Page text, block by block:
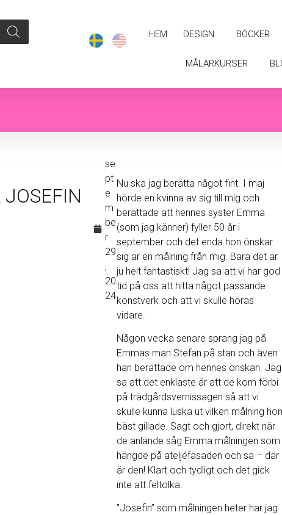
HEM DESIGN BÖCKER
MÅLARKURSER
se
pt
e
m
be
r
29
,
20
24
Nu ska jag berätta något fint. I maj
hörde en kvinna av sig till mig och
berättade att hennes syster Emma
(som jag känner) fyller 50 år i
september och det enda hon önskar
sig är en målning från mig. Bara det är
ju helt fantastiskt! Jag sa att vi har god
tid på oss att hitta något passande
konstverk och att vi skulle höras
vidare.
Någon vecka senare sprang jag på
Emmas man Stefan på stan och även
han berättade om hennes önskan. Jag
sa att det enklaste är att de kom förbi
på trädgårdsvernissagen så att vi
skulle kunna luska ut vilken målning hon
bäst gillade. Sagt och gjort, direkt när
de anlände såg Emma målningen som
hängde på ateljéfasaden och sa – där
är den! Klart och tydligt och det gick
inte att feltolka.
”Josefin” som målningen heter har jag